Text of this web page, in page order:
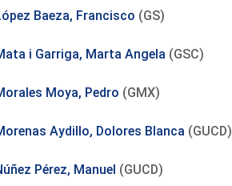
Baeza, Francisco (GS)
i Garriga, Marta Angela (GSC)
Moya, Pedro (GMX)
Aydillo, Dolores Blanca (GUCD)
Pérez, Manuel (GUCD)